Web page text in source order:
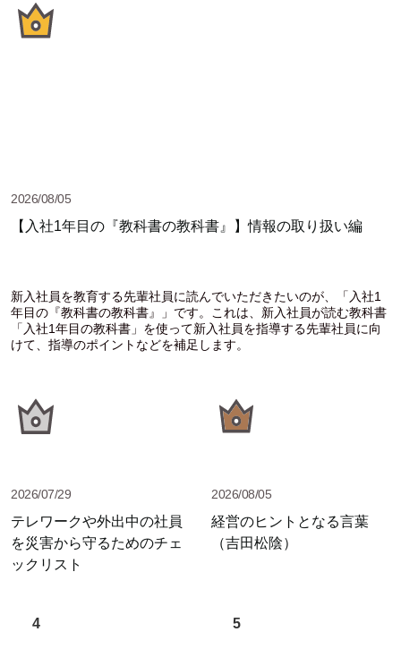
2026/08/05
【入社1年目の『教科書の教科書』】情報の取り扱い編
新入社員を教育する先輩社員に読んでいただきたいのが、「入社1
年目の『教科書の教科書』」です。これは、新入社員が読む教科書
「入社1年目の教科書」を使って新入社員を指導する先輩社員に向
けて、指導のポイントなどを補足します。
2026/07/29
テレワークや外出中の社員
を災害から守るためのチェ
ックリスト
2026/08/05
経営のヒントとなる言葉
（吉田松陰）
4 5